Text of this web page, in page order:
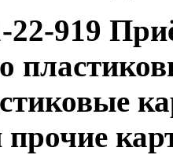
919
прочие